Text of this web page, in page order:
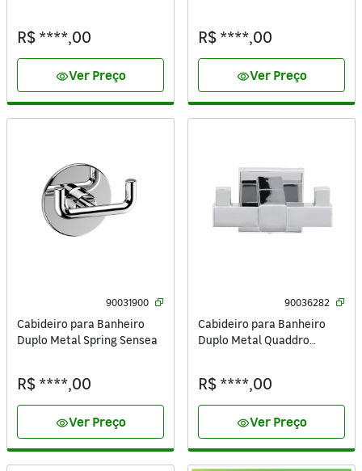
R$ ****,00
visibilityVer Preço
R$ ****,00
visibilityVer Preço
90031900
Cabideiro para Banheiro
Duplo Metal Spring Sensea
R$ ****,00
visibilityVer Preço
90036282
Cabideiro para Banheiro
Duplo Metal Quaddro
R$ ****,00
visibilityVer Preço